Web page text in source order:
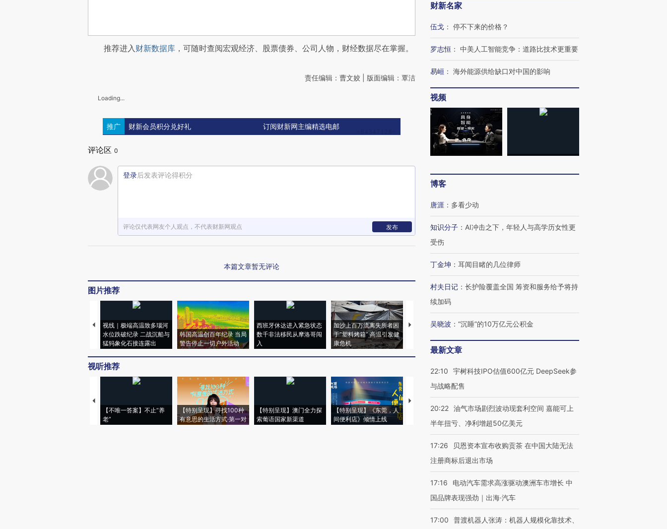
推荐进入财新数据库 ，可随时查阅宏观经济、股票债券、公司人物，财经数据尽在掌握。
责任编辑：曹文姣 | 版面编辑：覃洁
Loading...
推广 财新会员积分兑好礼 订阅财新网主编精选电邮
评论区 0
登录后发表评论得积分
评论仅代表网友个人观点，不代表财新网观点 发布
本篇文章暂无评论
图片推荐
视线｜极端高温致多瑙河
水位跌破纪录 二战沉船与
猛犸象化石接连露出
韩国高温创百年纪录 当局
警告停止一切户外活动
西班牙休达进入紧急状态
数千非法移民从摩洛哥闯
入
加沙上百万流离失所者困
于“塑料烤箱” 高温引发健
康危机
视线｜HYROX的吸金
心“花钱找虐”？
马航飞行员跨国走私7万
毒品
育部长拱下台
视听推荐
【不唯一答案】不止“养
老”
【特别呈现】寻找100种
有意思的生活方式·第一对
【特别呈现】澳门全力探
索葡语国家新渠道
【特别呈现】《东莞，人
间便利店》倾情上线
【推广】走进第四届链博
会，让数智科技“链”接产
【特别呈现】寻找100种
有意思的生活方式·第三对
CFO：不靠规模取胜，华
财新名家
伍戈 ： 停不下来的价格？
罗志恒 ： 中美人工智能竞争：道路比技术更重要
易峘 ： 海外能源供给缺口对中国的影响
视频
博客
唐涯 ： 多看少动
知识分子 ： AI冲击之下，年轻人与高学历女性更
受伤
丁金坤 ： 耳闻目睹的几位律师
村夫日记 ： 长护险覆盖全国 筹资和服务给予将持
续加码
吴晓波 ： “沉睡”的10万亿元公积金
最新文章
22:10
宇树科技IPO估值600亿元 DeepSeek参
与战略配售
20:22 油气市场剧烈波动现套利空间 嘉能可上
半年扭亏、净利增超50亿美元
17:26
贝恩资本宣布收购贡茶 在中国大陆无法
注册商标后退出市场
17:16
电动汽车需求高涨驱动澳洲车市增长 中
国品牌表现强劲｜出海·汽车
17:00
普渡机器人张涛：机器人规模化靠技术、